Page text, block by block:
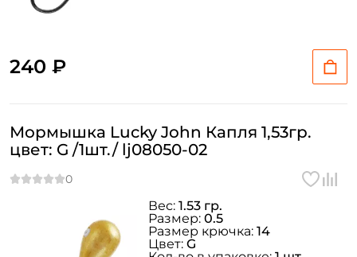
240 ₽
Мормышка Lucky John Капля 1,53гр.
цвет: G /1шт./ lj08050-02
Вес: 1.53 гр.
Размер: 0.5
Размер крючка: 14
Цвет: G